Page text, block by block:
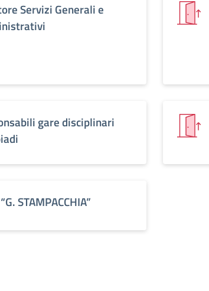
Servizi Generali e
gare disciplinari
STAMPACCHIA”